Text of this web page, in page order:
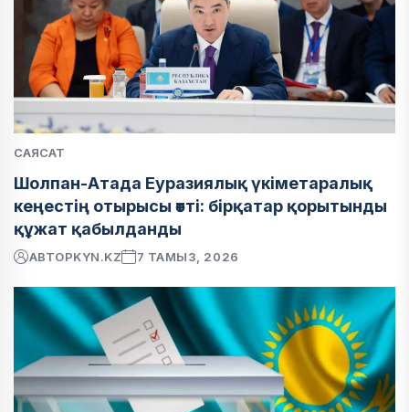
САЯСАТ
Шолпан-Атада Еуразиялық үкіметаралық
кеңестің отырысы өтті: бірқатар қорытынды
құжат қабылданды
АВТОРKYN.KZ 7 ТАМЫЗ, 2026